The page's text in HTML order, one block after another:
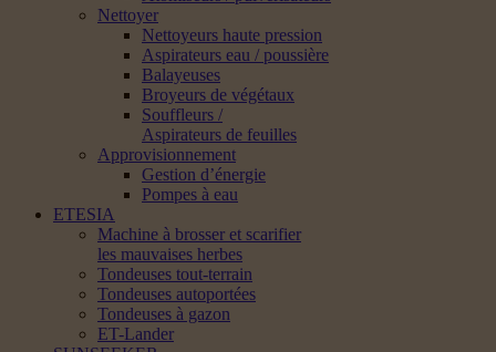
Nettoyer
Nettoyeurs haute pression
Aspirateurs eau / poussière
Balayeuses
Broyeurs de végétaux
Souffleurs /
Aspirateurs de feuilles
Approvisionnement
Gestion d’énergie
Pompes à eau
ETESIA
Machine à brosser et scarifier
les mauvaises herbes
Tondeuses tout-terrain
Tondeuses autoportées
Tondeuses à gazon
ET-Lander